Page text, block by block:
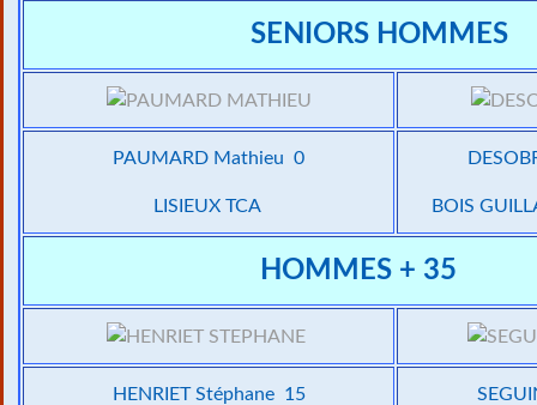
SENIORS HOMMES
PAUMARD Mathieu 0
LISIEUX TCA BOIS
HOMMES + 35
HENRIET Stéphane 15